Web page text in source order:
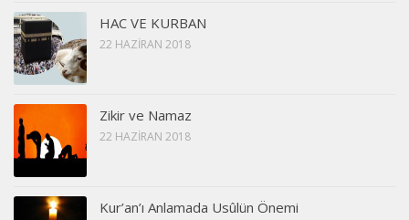
HAC VE KURBAN
22 HAZIRAN 2018
Zikir ve Namaz
22 HAZIRAN 2018
Kur’an’ı Anlamada Usûlün Önemi